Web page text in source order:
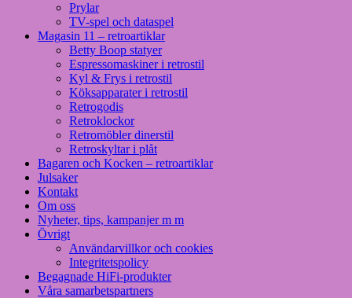
Prylar
TV-spel och dataspel
Magasin 11 – retroartiklar
Betty Boop statyer
Espressomaskiner i retrostil
Kyl & Frys i retrostil
Köksapparater i retrostil
Retrogodis
Retroklockor
Retromöbler dinerstil
Retroskyltar i plåt
Bagaren och Kocken – retroartiklar
Julsaker
Kontakt
Om oss
Nyheter, tips, kampanjer m m
Övrigt
Användarvillkor och cookies
Integritetspolicy
Begagnade HiFi-produkter
Våra samarbetspartners